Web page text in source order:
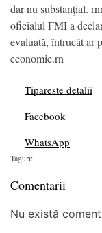
dar nu substanţial.
oficialul FMI a
evaluată, întrucât ar
economie.rn
Tipareste detalii
Facebook
WhatsApp
Taguri:
Comentarii
Nu există